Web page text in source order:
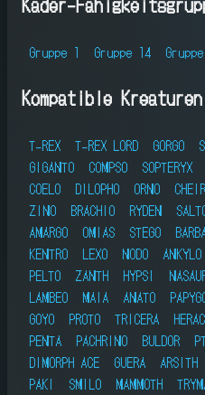
Gruppe 1 Gruppe 14
Kompatible
T-REX T-REX LORD GORGO
GIGANTO
COMPSO SOPTERYX
COELO
DILOPHO ORNO
ZINO
BRACHIO RYDEN
AMARGO
OMIAS STEGO
KENTRO
LEXO NODO ANKYLO
PELTO
ZANTH HYPSI
LAMBEO
MAIA ANATO
GOYO
PROTO TRICERA
PENTA
PACHRINO BULDOR
DIMORPH ACE
GUERA ARSITH
PAKI
SMILO MAMMOTH